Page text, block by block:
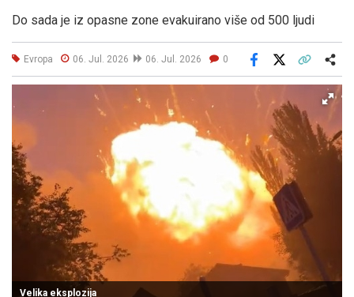
Do sada je iz opasne zone evakuirano više od 500 ljudi
Evropa 06. Jul. 2026 06. Jul. 2026 0
Facebook
Velika eksplozija